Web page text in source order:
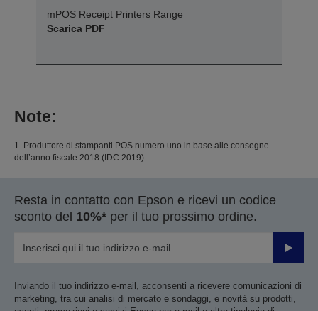
mPOS Receipt Printers Range
Scarica PDF
Note:
1. Produttore di stampanti POS numero uno in base alle consegne
dell’anno fiscale 2018 (IDC 2019)
Resta in contatto con Epson e ricevi un codice
sconto del 10%* per il tuo prossimo ordine.
Invia
Inviando il tuo indirizzo e-mail, acconsenti a ricevere comunicazioni di
marketing, tra cui analisi di mercato e sondaggi, e novità su prodotti,